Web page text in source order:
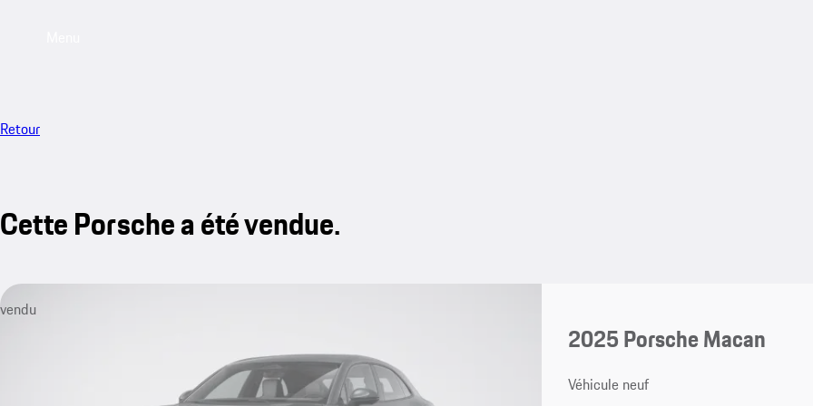
Retour
Cette Porsche a été vendue.
vendu
2025 Porsche Macan
Véhicule neuf